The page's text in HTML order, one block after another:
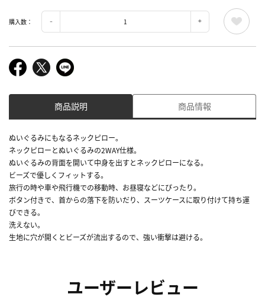
購入数：
商品説明 商品情報
ぬいぐるみにもなるネックピロー。
ネックピローとぬいぐるみの2WAY仕様。
ぬいぐるみの背面を開いて中身を出すとネックピローになる。
ビーズで優しくフィットする。
旅行の時や車や飛行機での移動時、お昼寝などにぴったり。
ボタン付きで、首からの落下を防いだり、スーツケースに取り付けて持ち運
びできる。
洗えない。
生地に穴が開くとビーズが流出するので、強い衝撃は避ける。
ユーザーレビュー